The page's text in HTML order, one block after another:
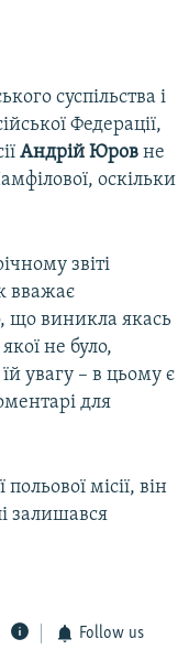
суспільства і
Федерації,
Андрій Юров не
оскільки
звіті
вважає
що виникла якась
не було,
увагу – в цьому є
для
місії, він
залишався
Follow us